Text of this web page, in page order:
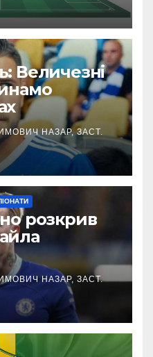
Величезні
НАЗАР, ЗАСТ.
розкрив
НАЗАР, ЗАСТ.